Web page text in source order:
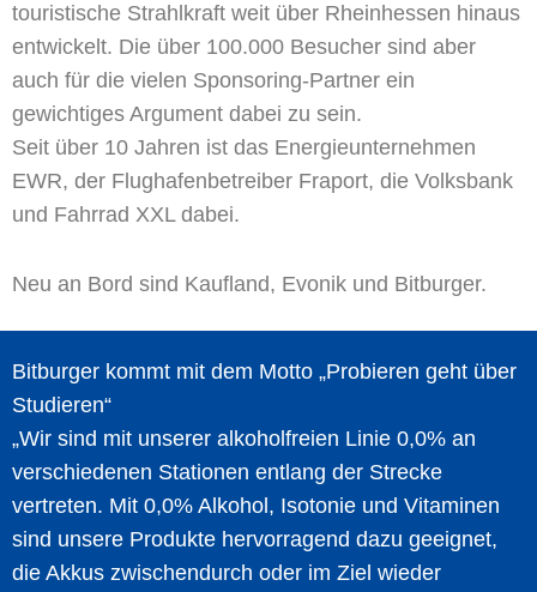
touristische Strahlkraft weit über Rheinhessen hinaus
entwickelt. Die über 100.000 Besucher sind aber
auch für die vielen Sponsoring-Partner ein
gewichtiges Argument dabei zu sein.
Seit über 10 Jahren ist das Energieunternehmen
EWR, der Flughafenbetreiber Fraport, die Volksbank
und Fahrrad XXL dabei.
Neu an Bord sind Kaufland, Evonik und Bitburger.
Bitburger kommt mit dem Motto „Probieren geht über
Studieren“
„Wir sind mit unserer alkoholfreien Linie 0,0% an
verschiedenen Stationen entlang der Strecke
vertreten. Mit 0,0% Alkohol, Isotonie und Vitaminen
sind unsere Produkte hervorragend dazu geeignet,
die Akkus zwischendurch oder im Ziel wieder